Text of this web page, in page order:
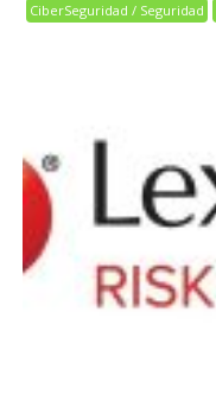
CiberSeguridad / Seguridad